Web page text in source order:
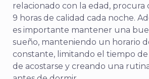
relacionado con la edad,
9 horas de calidad cada noche.
es importante mantener una
sueño, manteniendo un horario
constante, limitando el tiempo
de acostarse y creando una